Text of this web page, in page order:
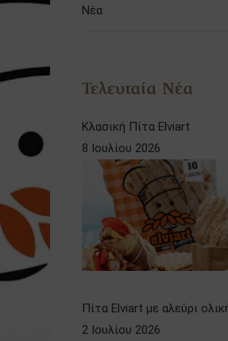
Νέα
Τελευταία Νέα
Κλασική Πίτα Elviart
8 Ιουλίου 2026
Πίτα Elviart με αλεύρι
2 Ιουλίου 2026